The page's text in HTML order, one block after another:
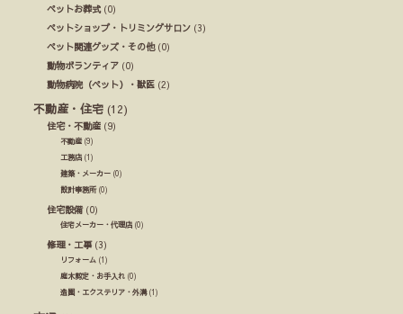
ペットお葬式(0)
ペットショップ・トリミングサロン (3)
ペット関連グッズ・その他(0)
動物ボランティア (0)
動物病院（ペット）・獣医 (2)
不動産・住宅 (12)
住宅・不動産 (9)
不動産 (9)
工務店 (1)
建築・メーカー (0)
設計事務所(0)
住宅設備(0)
住宅メーカー・代理店 (0)
修理・工事(3)
リフォーム (1)
庭木剪定・お手入れ (0)
造園・エクステリア・外溝(1)